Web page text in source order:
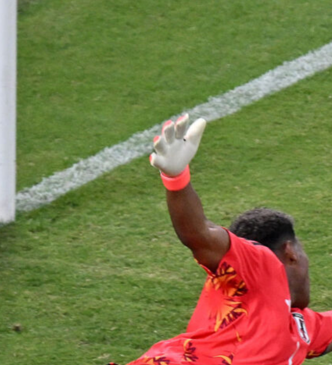
Pellegrino conteso tra Fiorentina e
Juventus, un domino di mercato può
decidere il suo futuro
7 Agosto 2026
Inzaghi promuove la Juventus: “Con
Spalletti e i nuovi acquisti sarà di
nuovo temibile”
7 Agosto 2026